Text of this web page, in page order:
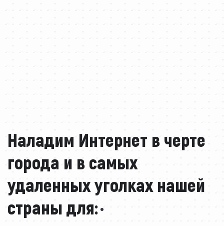
Наладим Интернет в черте
города и в самых
удаленных уголках нашей
страны для: